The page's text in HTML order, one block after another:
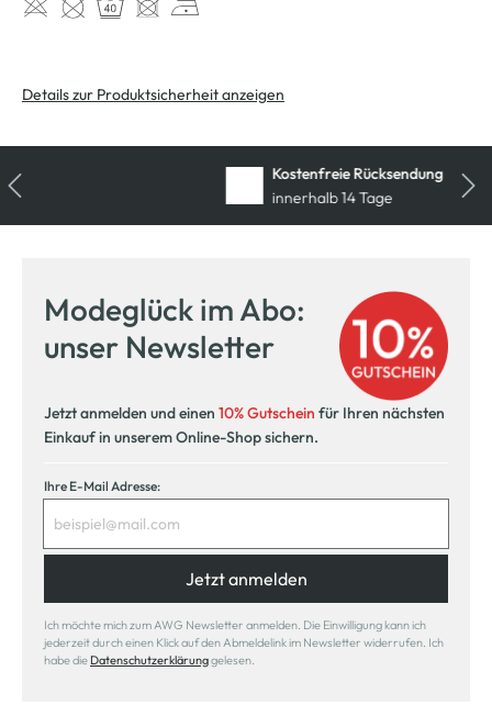
Details zur Produktsicherheit anzeigen
Kostenfreie Rücksendung
innerhalb 14 Tage
Modeglück im Abo:
unser Newsletter
Jetzt anmelden und einen 10% Gutschein für Ihren nächsten
Einkauf in unserem Online-Shop sichern.
Ihre E-Mail Adresse:
Jetzt anmelden
Ich möchte mich zum AWG Newsletter anmelden. Die Einwilligung kann ich
jederzeit durch einen Klick auf den Abmeldelink im Newsletter widerrufen. Ich
habe die Datenschutzerklärunggelesen.